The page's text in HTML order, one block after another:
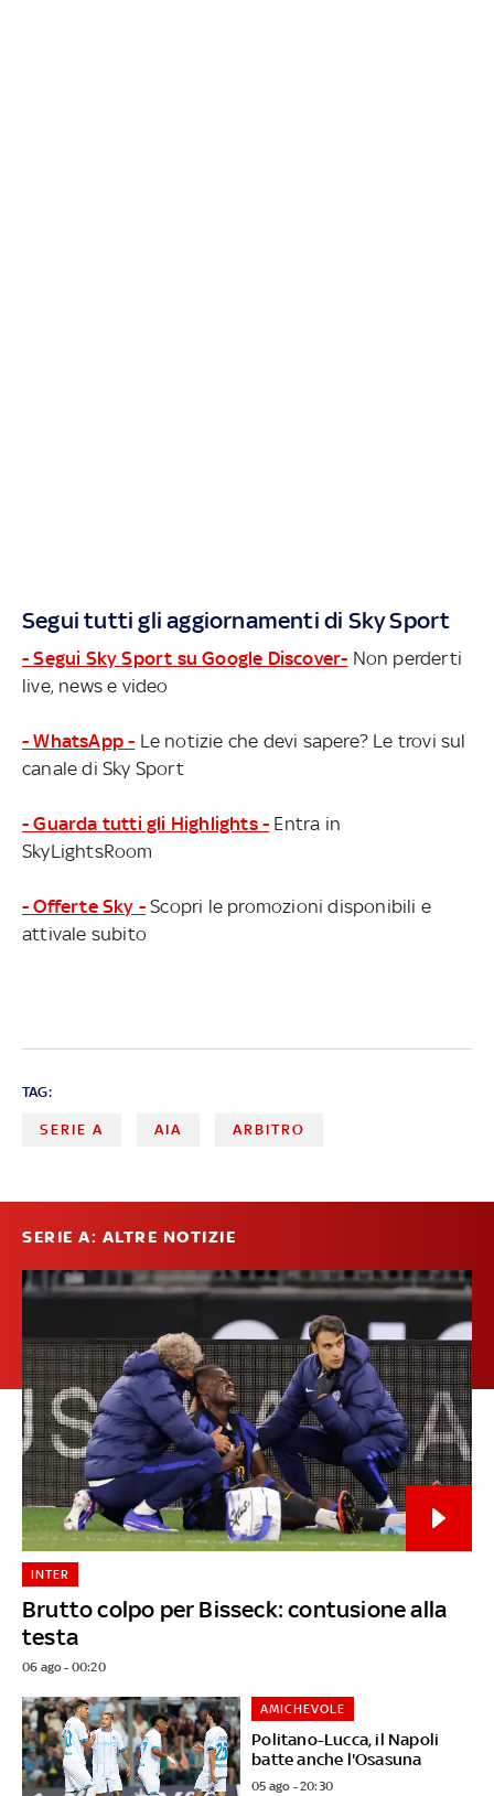
Segui tutti gli aggiornamenti di Sky Sport
- Segui Sky Sport su Google Discover- Non perderti
live, news e video
- WhatsApp - Le notizie che devi sapere? Le trovi sul
canale di Sky Sport
- Guarda tutti gli Highlights - Entra in
SkyLightsRoom
- Offerte Sky - Scopri le promozioni disponibili e
attivale subito
TAG:
SERIE A AIA ARBITRO
SERIE A: ALTRE NOTIZIE
Brutto colpo per Bisseck: contusione alla
testa
INTER
06 ago - 00:20
Politano-Lucca, il Napoli
batte anche l'Osasuna
AMICHEVOLE
05 ago - 20:30